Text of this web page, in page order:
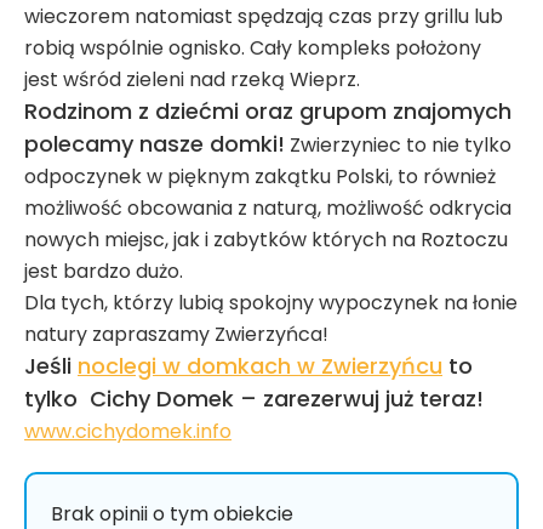
wieczorem natomiast spędzają czas przy grillu lub
robią wspólnie ognisko. Cały kompleks położony
jest wśród zieleni nad rzeką Wieprz.
Rodzinom z dziećmi oraz grupom znajomych
polecamy nasze domki! Zwierzyniec to nie tylko
odpoczynek w pięknym zakątku Polski, to również
możliwość obcowania z naturą, możliwość odkrycia
nowych miejsc, jak i zabytków których na Roztoczu
jest bardzo dużo.
Dla tych, którzy lubią spokojny wypoczynek na łonie
natury zapraszamy Zwierzyńca!
Jeśli noclegi w domkach w Zwierzyńcu to
tylko Cichy Domek – zarezerwuj już teraz!
www.cichydomek.info
Brak opinii o tym obiekcie